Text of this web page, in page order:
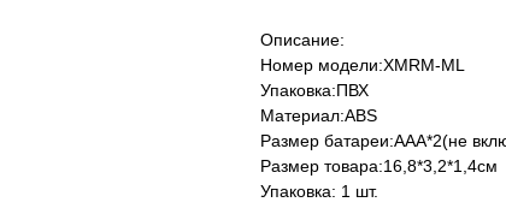
Описание:
Номер модели:XMRM-ML
Упаковка:ПВХ
Материал:ABS
Размер батареи:ААА*2(не
Размер товара:16,8*3,2*1,4см
Упаковка: 1 шт.